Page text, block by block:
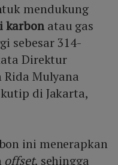
mendukung
karbonatau gas
sebesar 314-
Direktur
Rida Mulyana
di Jakarta,
ini menerapkan
offset, sehingga